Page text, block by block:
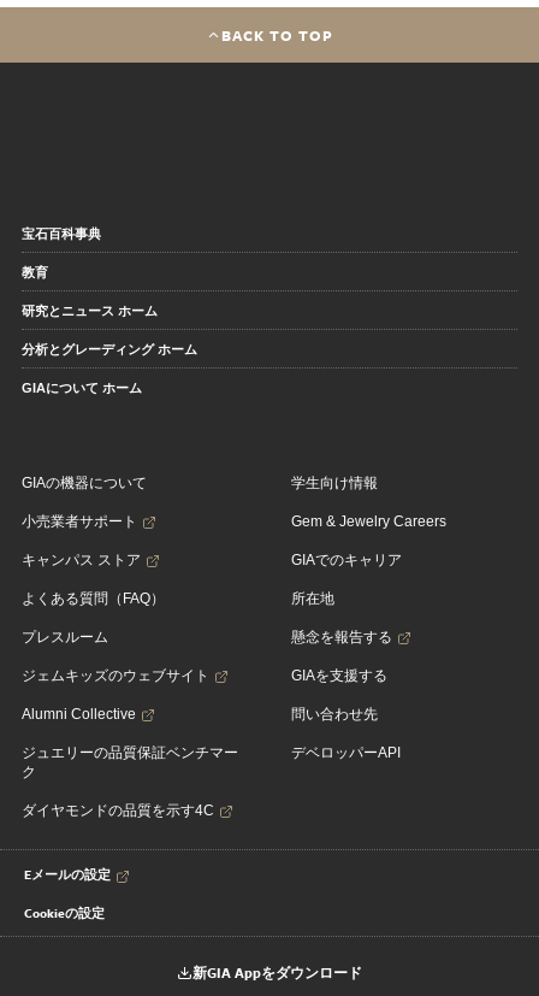
BACK TO TOP
宝石百科事典
教育
研究とニュース ホーム
分析とグレーディング ホーム
GIAについて ホーム
GIAの機器について
小売業者サポート
キャンパス ストア
よくある質問（FAQ）
プレスルーム
ジェムキッズのウェブサイト
Alumni Collective
ジュエリーの品質保証ベンチマー
ク
ダイヤモンドの品質を示す4C
学生向け情報
Gem & Jewelry Careers
GIAでのキャリア
所在地
懸念を報告する
GIAを支援する
問い合わせ先
デベロッパーAPI
Eメールの設定
Cookieの設定
新GIA Appをダウンロード